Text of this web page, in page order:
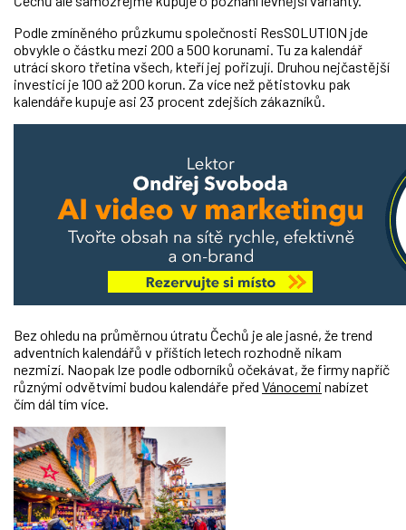
Podle zmíněného průzkumu společnosti ResSOLUTION jde
obvykle o částku mezi 200 a 500 korunami. Tu za kalendář
utrácí skoro třetina všech, kteří jej pořizují. Druhou nejčastější
investicí je 100 až 200 korun. Za více než pětistovku pak
kalendáře kupuje asi 23 procent zdejších zákazníků.
Bez ohledu na průměrnou útratu Čechů je ale jasné, že trend
adventních kalendářů v příštích letech rozhodně nikam
nezmizí. Naopak lze podle odborníků očekávat, že firmy napříč
různými odvětvími budou kalendáře před Vánocemi nabízet
čím dál tím více.